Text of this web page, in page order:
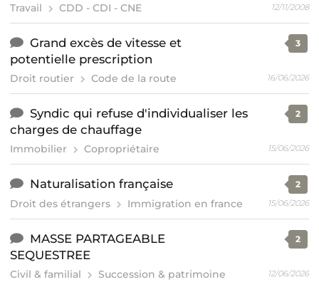
Travail CDD - CDI - CNE 12/11/2008
Grand excès de vitesse et
potentielle prescription
Droit routier Code de la route
3
16/06/2026
Syndic qui refuse d'individualiser les
charges de chauffage
Immobilier Copropriétaire
2
15/06/2026
Naturalisation française
Droit des étrangers Immigration en france
2
15/06/2026
MASSE PARTAGEABLE
SEQUESTREE
Civil & familial Succession & patrimoine
2
12/06/2026